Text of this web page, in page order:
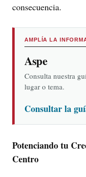
consecuencia.
AMPLÍA LA
Aspe
Consulta nuestra
lugar o tema.
Consultar la
Potenciando tu
Centro